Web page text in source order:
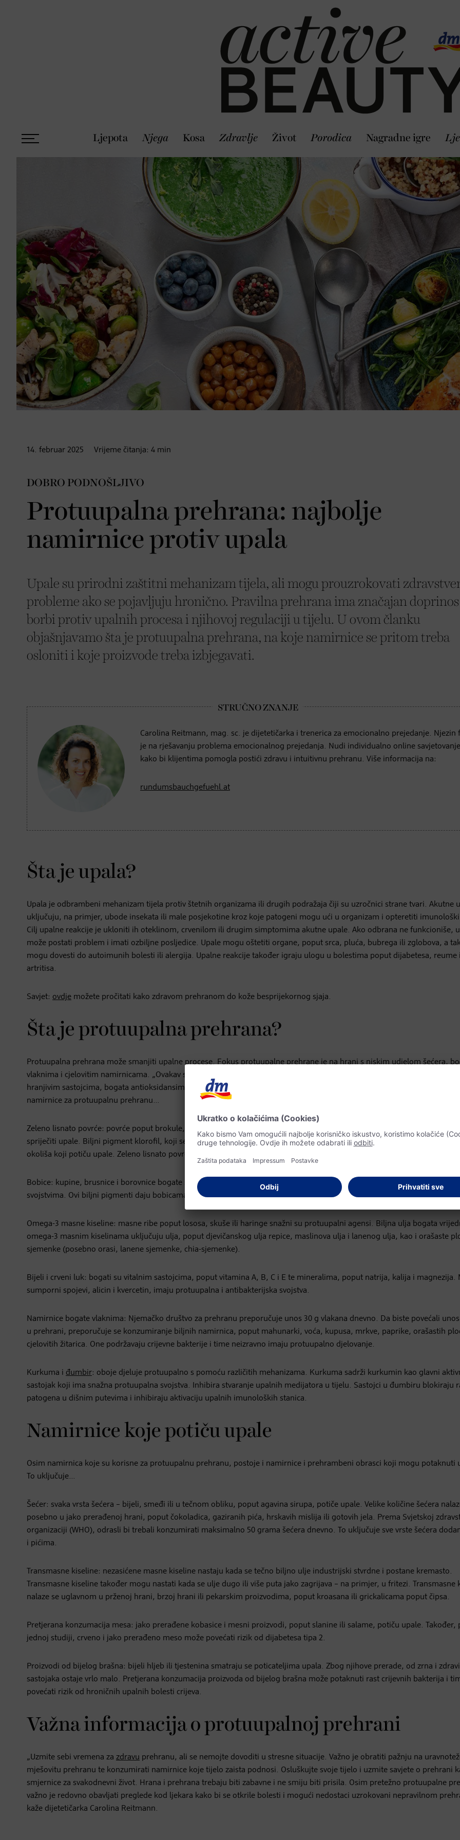
Ljepota Njega Kosa Zdravlje Život Porodica Nagradne igre
14. februar 2025 Vrijeme čitanja: 4 min
DOBRO PODNOŠLJIVO
Protuupalna prehrana: najbolje
namirnice protiv upala
Upale su prirodni zaštitni mehanizam tijela, ali mogu prouzrokovati
probleme ako se pojavljuju hronično. Pravilna prehrana ima značajan
borbi protiv upalnih procesa i njihovoj regulaciji u tijelu. U ovom članku
objašnjavamo šta je protuupalna prehrana, na koje namirnice se pritom treba
osloniti i koje proizvode treba izbjegavati.
Carolina Reitmann, mag. sc. je dijetetičarka i trenerica za emocionalno prejedanje. Njezin
je na rješavanju problema emocionalnog prejedanja. Nudi individualno online savjetovanje
kako bi klijentima pomogla postići zdravu i intuitivnu prehranu. Više informacija na:
rundumsbauchgefuehl.at
Šta je upala?
Upala je odbrambeni mehanizam tijela protiv štetnih organizama ili drugih podražaja čiji su uzročnici strane tvari. Akutne
uključuju, na primjer, ubode insekata ili male posjekotine kroz koje patogeni mogu ući u organizam i opteretiti
Cilj upalne reakcije je ukloniti ih oteklinom, crvenilom ili drugim simptomima akutne upale. Ako odbrana ne funkcioniše,
može postati problem i imati ozbiljne posljedice. Upale mogu oštetiti organe, poput srca, pluća, bubrega ili zglobova, a
mogu dovesti do autoimunih bolesti ili alergija. Upalne reakcije također igraju ulogu u bolestima poput dijabetesa, reume
artritisa.
Savjet: ovdje možete pročitati kako zdravom prehranom do kože besprijekornog sjaja.
Šta je protuupalna prehrana?
Protuupalna prehrana može smanjiti upalne procese. Fokus protuupalne prehrane je na hrani s niskim udjelom šećera,
vlaknima i cjelovitim namirnicama. „Ovakav stil prehrane temelji se na zdravoj mješovitoj prehrani koja je prirodna, bogata
hranjivim sastojcima, bogata antioksidansima i omega-3 masnim kiselinama“, kaže dijetetičarka Carolina Reitmann.
namirnice za protuupalnu prehranu…
Zeleno lisnato povrće: povrće poput brokule, špinata ili kelja bogato je antioksidansima i drugim hranjivim sastojcima
spriječiti upale. Biljni pigment klorofil, koji se nalazi u tamnozelenom povrću, podržava jetru u izlučivanju teških metala i
okoliša koji potiču upale. Zeleno lisnato povrće bogato je vitaminima i mineralima te podržava
Bobice: kupine, brusnice i borovnice bogate su antocijanima, podskupinom flavonoida poznatih po svojim protuupalnim
svojstvima. Ovi biljni pigmenti daju bobicama njihovu karakterističnu crvenkasto-ljubičastu boju.
Omega-3 masne kiseline: masne ribe poput lososa, skuše ili haringe snažni su protuupalni agensi. Biljna ulja bogata
omega-3 masnim kiselinama uključuju ulja, poput djevičanskog ulja repice, maslinova ulja i lanenog ulja, kao i orašaste
sjemenke (posebno orasi, lanene sjemenke, chia-sjemenke).
Bijeli i crveni luk: bogati su vitalnim sastojcima, poput vitamina A, B, C i E te mineralima, poput natrija, kalija i magnezija.
sumporni spojevi, alicin i kvercetin, imaju protuupalna i antibakterijska svojstva.
Namirnice bogate vlaknima: Njemačko društvo za prehranu preporučuje unos 30 g vlakana dnevno. Da biste povećali
u prehrani, preporučuje se konzumiranje biljnih namirnica, poput mahunarki, voća, kupusa, mrkve, paprike, orašastih
cjelovitih žitarica. One podržavaju crijevne bakterije i time neizravno imaju protuupalno djelovanje.
Kurkuma i đumbir: oboje djeluje protuupalno s pomoću različitih mehanizama. Kurkuma sadrži kurkumin kao glavni
sastojak koji ima snažna protuupalna svojstva. Inhibira stvaranje upalnih medijatora u tijelu. Sastojci u đumbiru blokiraju
patogena u dišnim putevima i inhibiraju aktivaciju upalnih imunoloških stanica.
Namirnice koje potiču upale
Osim namirnica koje su korisne za protuupalnu prehranu, postoje i namirnice i prehrambeni obrasci koji mogu potaknuti
To uključuje…
Šećer: svaka vrsta šećera – bijeli, smeđi ili u tečnom obliku, poput agavina sirupa, potiče upale. Velike količine šećera
posebno u jako prerađenoj hrani, poput čokoladica, gaziranih pića, hrskavih mislija ili gotovih jela. Prema Svjetskoj
organizaciji (WHO), odrasli bi trebali konzumirati maksimalno 50 grama šećera dnevno. To uključuje sve vrste šećera
i pićima.
Transmasne kiseline: nezasićene masne kiseline nastaju kada se tečno biljno ulje industrijski stvrdne i postane kremasto.
Transmasne kiseline također mogu nastati kada se ulje dugo ili više puta jako zagrijava – na primjer, u fritezi. Transmasne
nalaze se uglavnom u prženoj hrani, brzoj hrani ili pekarskim proizvodima, poput kroasana ili grickalicama poput čipsa.
Pretjerana konzumacija mesa: jako prerađene kobasice i mesni proizvodi, poput slanine ili salame, potiču upale. Također,
jednoj studiji, crveno i jako prerađeno meso može povećati rizik od dijabetesa tipa 2.
Proizvodi od bijelog brašna: bijeli hljeb ili tjestenina smatraju se poticateljima upala. Zbog njihove prerade, od zrna i
sastojaka ostaje vrlo malo. Pretjerana konzumacija proizvoda od bijelog brašna može potaknuti rast crijevnih bakterija i
povećati rizik od hroničnih upalnih bolesti crijeva.
Važna informacija o protuupalnoj prehrani
„Uzmite sebi vremena za zdravu prehranu, ali se nemojte dovoditi u stresne situacije. Važno je obratiti pažnju na
mješovitu prehranu te konzumirati namirnice koje tijelo zaista podnosi. Osluškujte svoje tijelo i uzmite savjete o prehrani
smjernice za svakodnevni život. Hrana i prehrana trebaju biti zabavne i ne smiju biti prisila. Osim pretežno protuupalne
važno je redovno obavljati preglede kod ljekara kako bi se otkrile bolesti i mogući nedostaci uzrokovani nepravilnom
kaže dijetetičarka Carolina Reitmann.